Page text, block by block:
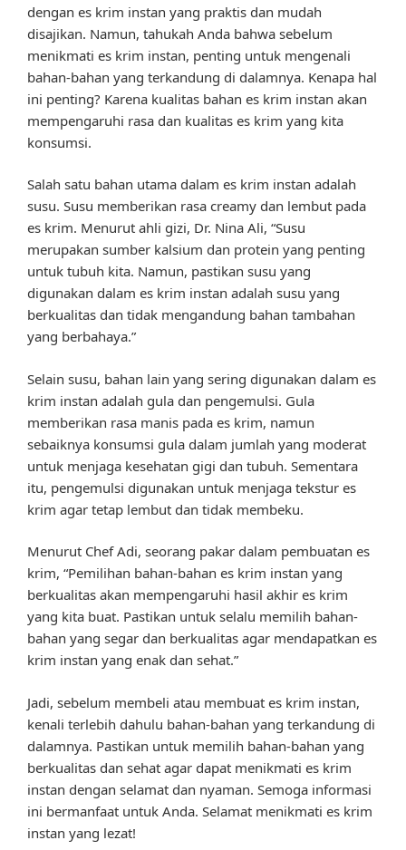
dengan es krim instan yang praktis dan mudah
disajikan. Namun, tahukah Anda bahwa sebelum
menikmati es krim instan, penting untuk mengenali
bahan-bahan yang terkandung di dalamnya. Kenapa hal
ini penting? Karena kualitas bahan es krim instan akan
mempengaruhi rasa dan kualitas es krim yang kita
konsumsi.
Salah satu bahan utama dalam es krim instan adalah
susu. Susu memberikan rasa creamy dan lembut pada
es krim. Menurut ahli gizi, Dr. Nina Ali, “Susu
merupakan sumber kalsium dan protein yang penting
untuk tubuh kita. Namun, pastikan susu yang
digunakan dalam es krim instan adalah susu yang
berkualitas dan tidak mengandung bahan tambahan
yang berbahaya.”
Selain susu, bahan lain yang sering digunakan dalam es
krim instan adalah gula dan pengemulsi. Gula
memberikan rasa manis pada es krim, namun
sebaiknya konsumsi gula dalam jumlah yang moderat
untuk menjaga kesehatan gigi dan tubuh. Sementara
itu, pengemulsi digunakan untuk menjaga tekstur es
krim agar tetap lembut dan tidak membeku.
Menurut Chef Adi, seorang pakar dalam pembuatan es
krim, “Pemilihan bahan-bahan es krim instan yang
berkualitas akan mempengaruhi hasil akhir es krim
yang kita buat. Pastikan untuk selalu memilih bahan-
bahan yang segar dan berkualitas agar mendapatkan es
krim instan yang enak dan sehat.”
Jadi, sebelum membeli atau membuat es krim instan,
kenali terlebih dahulu bahan-bahan yang terkandung di
dalamnya. Pastikan untuk memilih bahan-bahan yang
berkualitas dan sehat agar dapat menikmati es krim
instan dengan selamat dan nyaman. Semoga informasi
ini bermanfaat untuk Anda. Selamat menikmati es krim
instan yang lezat!